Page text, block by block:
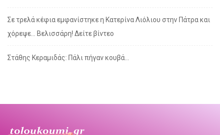
Σε τρελά κέφια εμφανίστηκε η Κατερίνα Λιόλιου στην Πάτρα και
χόρεψε… Βελισσάρη! Δείτε βίντεο
Στάθης Κεραμιδάς: Πάλι πήγαν κουβά…